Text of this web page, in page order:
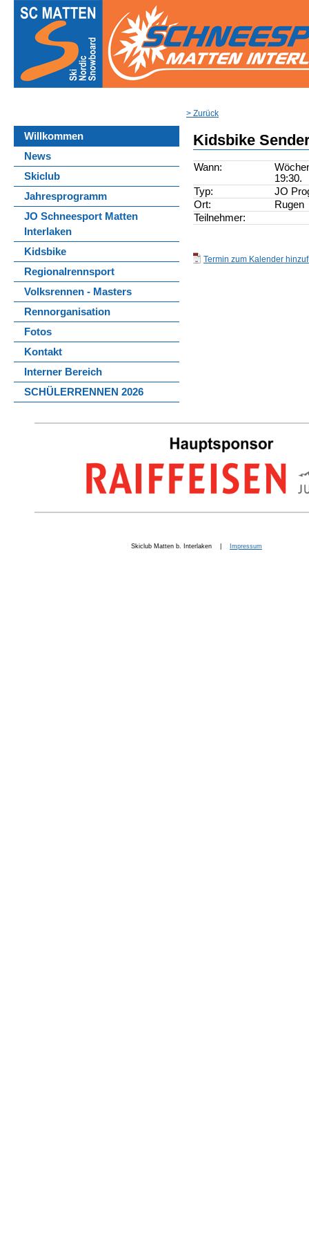
Willkommen
News
Skiclub
Jahresprogramm
JO Schneesport Matten
Interlaken
Kidsbike
Regionalrennsport
Volksrennen - Masters
Rennorganisation
Fotos
Kontakt
Interner Bereich
SCHÜLERRENNEN 2026
> Zurück
Kidsbike
Wann:
19:30.
Typ:
JO
Ort:
Rugen
Teilnehmer:
Termin zum Kalender
Skiclub Matten b. Interlaken | Impressum